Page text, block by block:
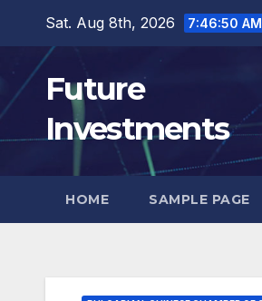
content
Sat. Aug 8th, 2026 7:46:51 AM
Future
Investments
HOME SAMPLE PAGE